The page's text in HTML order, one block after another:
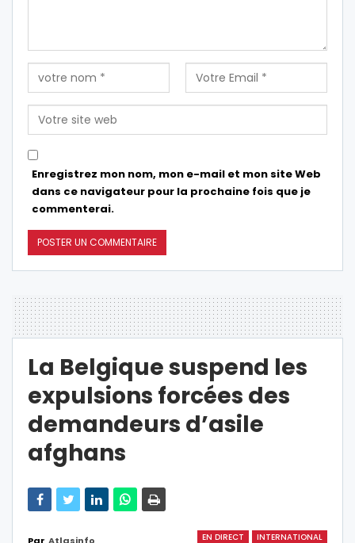
Enregistrez mon nom, mon e-mail et mon site Web
dans ce navigateur pour la prochaine fois que je
commenterai.
La Belgique suspend les
expulsions forcées des
demandeurs d’asile
afghans
EN DIRECT INTERNATIONAL